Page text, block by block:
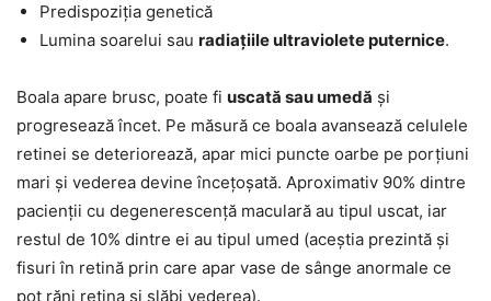
Predispoziția genetică
Lumina soarelui sau radiațiile ultraviolete puternice.
Boala apare brusc, poate fi uscată sau umedă și
progresează încet. Pe măsură ce boala avansează celulele
retinei se deteriorează, apar mici puncte oarbe pe porțiuni
mari și vederea devine încețoșată. Aproximativ 90% dintre
pacienții cu degenerescență maculară au tipul uscat, iar
restul de 10% dintre ei au tipul umed (aceștia prezintă și
fisuri în retină prin care apar vase de sânge anormale ce
pot răni retina și slăbi vederea).